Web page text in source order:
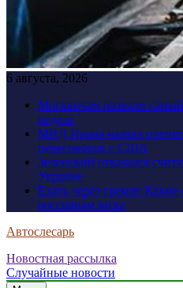
6 августа, 2026
Москвичам назвали
неделе
МИД Ирана назвал
переговоров с США
Зеленский отказался
Украине
Ехать через греков:
россиянам визы
Автослесарь
Новостная рассылка
Случайные новости